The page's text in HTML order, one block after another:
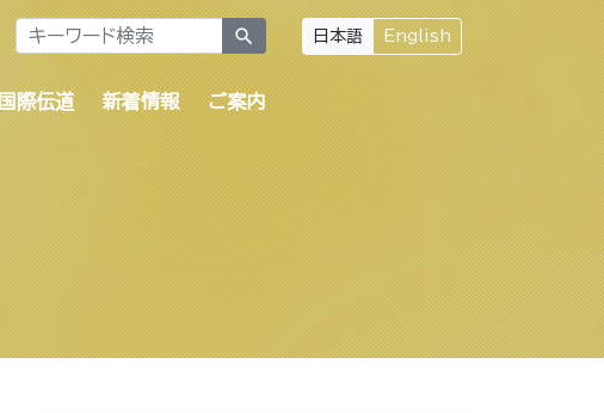
search 日本語 English
国際伝道 新着情報 ご案内